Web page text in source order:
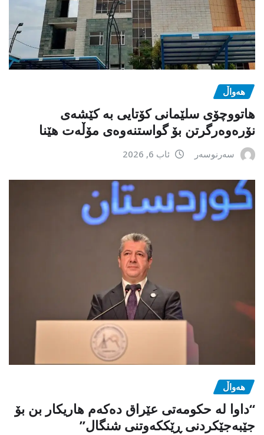
هەواڵ
هاتووچۆی سلێمانی کۆتایی بە کێشەی
نۆرەوەرگرتن بۆ گواستنەوەی مۆڵەت هێنا
سەرنوسەر ئاب 6, 2026
هەواڵ
“داوا لە حكومەتی عێراق دەكەم هاریكار بن بۆ
جێبەجێكردنی ڕێككەوتنی شنگال”